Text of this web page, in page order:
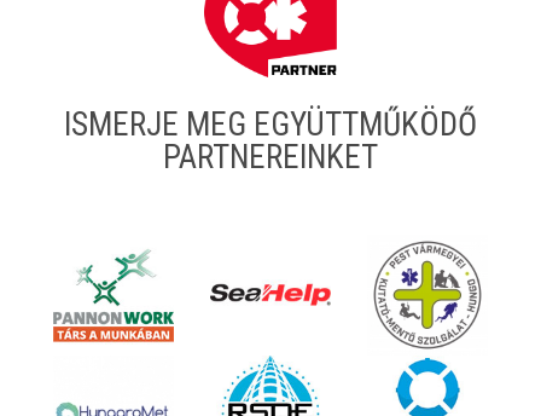
ISMERJE MEG EGYÜTTMŰKÖDŐ
PARTNEREINKET